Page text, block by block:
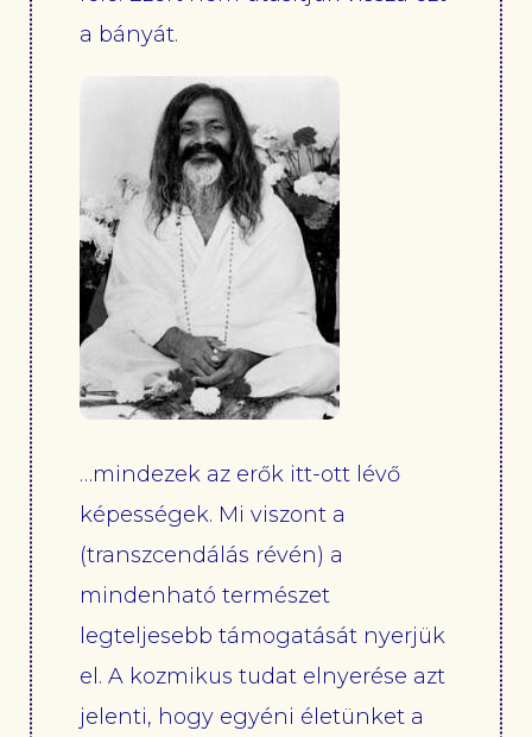
a bányát.
…mindezek az erők itt-ott lévő
képességek. Mi viszont a
(transzcendálás révén) a
mindenható természet
legteljesebb támogatását nyerjük
el. A kozmikus tudat elnyerése azt
jelenti, hogy egyéni életünket a